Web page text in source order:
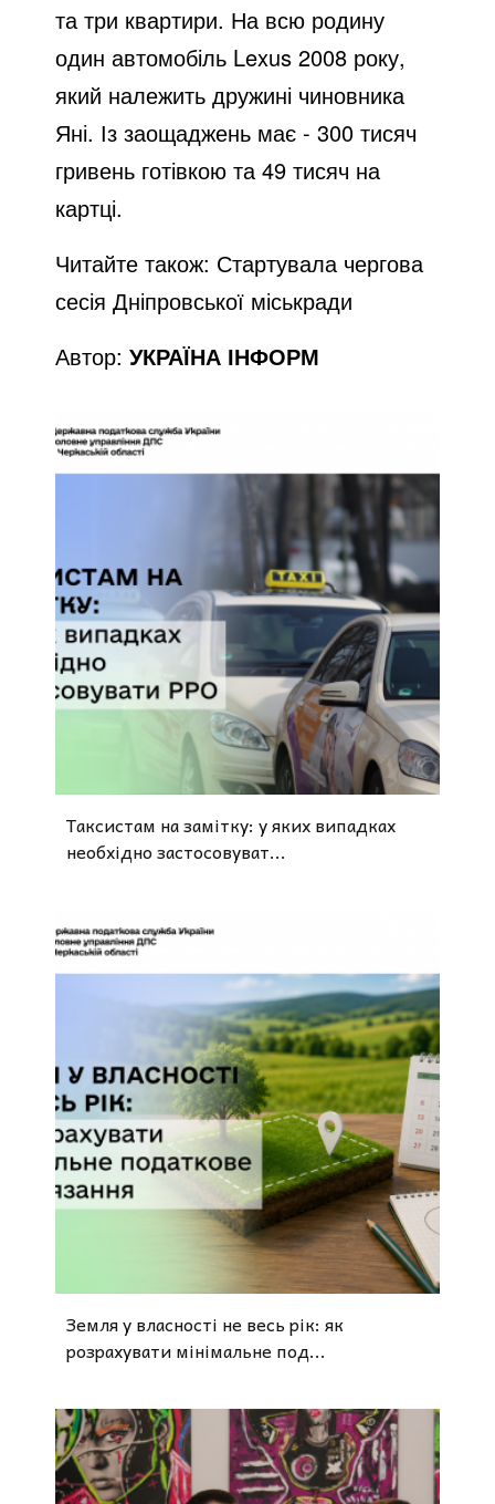
та три квартири. На всю родину
один автомобіль Lexus 2008 року,
який належить дружині чиновника
Яні. Із заощаджень має - 300 тисяч
гривень готівкою та 49 тисяч на
картці.
Читайте також: Стартувала чергова
сесія Дніпровської міськради
Автор:УКРАЇНА ІНФОРМ
Таксистам на замітку: у яких випадках
необхідно застосовуват...
Земля у власності не весь рік: як
розрахувати мінімальне под...